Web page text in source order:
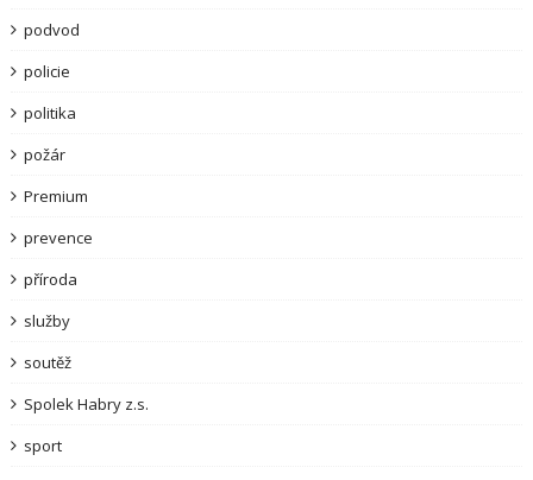
podvod
policie
politika
požár
Premium
prevence
příroda
služby
soutěž
Spolek Habry z.s.
sport